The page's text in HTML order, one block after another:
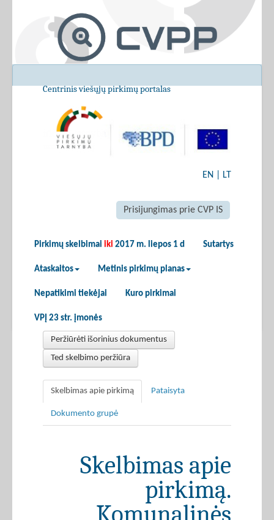
Centrinis viešųjų pirkimų portalas
EN LT
Prisijungimas prie CVP IS
Pirkimų skelbimai iki 2017 m. liepos 1 d Sutartys
Ataskaitos Metinis pirkimų planas
Nepatikimi tiekėjai Kuro pirkimai
VPĮ 23 str. įmonės
Peržiūrėti išorinius dokumentus
Ted skelbimo peržiūra
Skelbimas apie pirkimą Pataisyta
Dokumento grupė
Skelbimas apie
pirkimą.